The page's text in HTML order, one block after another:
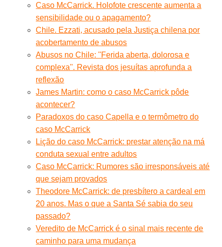
Caso McCarrick. Holofote crescente aumenta a
sensibilidade ou o apagamento?
Chile. Ezzati, acusado pela Justiça chilena por
acobertamento de abusos
Abusos no Chile: ''Ferida aberta, dolorosa e
complexa''. Revista dos jesuítas aprofunda a
reflexão
James Martin: como o caso McCarrick pôde
acontecer?
Paradoxos do caso Capella e o termômetro do
caso McCarrick
Lição do caso McCarrick: prestar atenção na má
conduta sexual entre adultos
Caso McCarrick: Rumores são irresponsáveis até
que sejam provados
Theodore McCarrick: de presbítero a cardeal em
20 anos. Mas o que a Santa Sé sabia do seu
passado?
Veredito de McCarrick é o sinal mais recente de
caminho para uma mudança